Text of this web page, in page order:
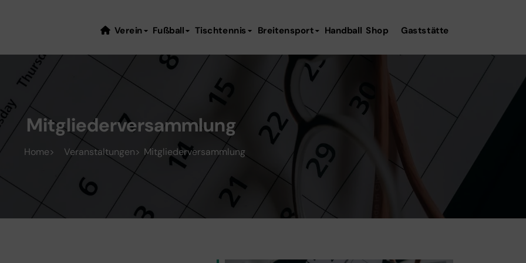
Verein Fußball Tischtennis Breitensport Handball Shop Gaststätte
Mitgliederversammlung
Home Veranstaltungen Mitgliederversammlung